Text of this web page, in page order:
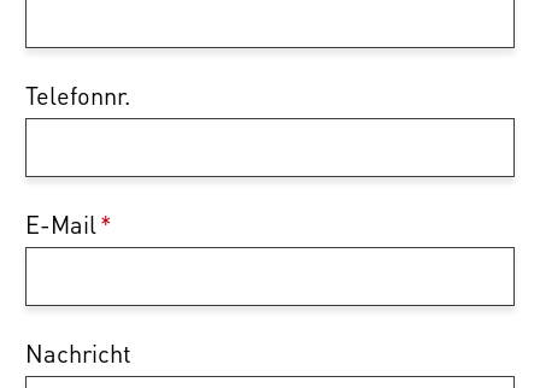
Telefonnr.
E-Mail*
Nachricht